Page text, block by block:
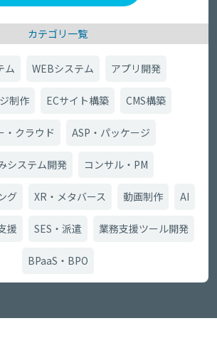
カテゴリ一覧
ム WEBシステム アプリ開発
制作 ECサイト構築 CMS構築
・クラウド ASP・パッケージ
システム開発 コンサル・PM
グ XR・メタバース 動画制作 AI
援 SES・派遣 業務支援ツール開発
BPaaS・BPO